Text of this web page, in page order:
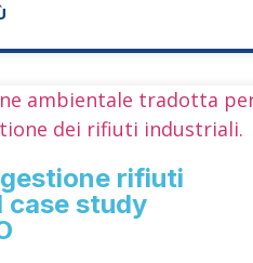
rifiuti
case study